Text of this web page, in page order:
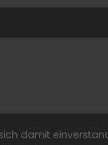
damit